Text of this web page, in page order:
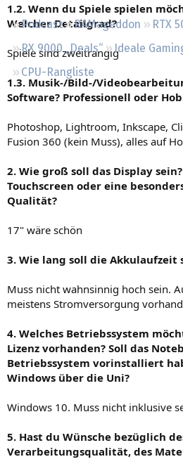
Podcast RAMageddon
RTX
RX 9000 „Deals“
Ideale
CPU-Rangliste
1.2. Wenn du Spiele spielen
Welcher Detailgrad?
Spiele sind zweitrangig
1.3. Musik-/Bild-/
Software? Professionell oder
Photoshop, Lightroom, Inkscape,
Fusion 360 (kein Muss), alles auf
2. Wie groß soll das Display
Touchscreen oder eine
Qualität?
17" wäre schön
3. Wie lang soll die Akkulaufzeit
Muss nicht wahnsinnig hoch sein.
meistens Stromversorgung
4. Welches Betriebssystem
Lizenz vorhanden? Soll das
Betriebssystem vorinstalliert
Windows über die Uni?
Windows 10. Muss nicht inklusive
5. Hast du Wünsche bezüglich
Verarbeitungsqualität, des